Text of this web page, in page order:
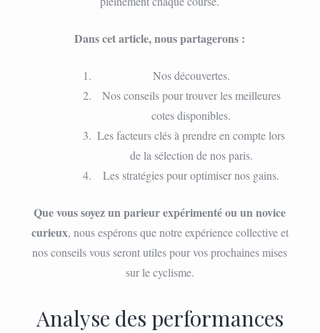
Dans cet article, nous partagerons :
Nos découvertes.
Nos conseils pour trouver les meilleures
cotes disponibles.
Les facteurs clés à prendre en compte lors
de la sélection de nos paris.
Les stratégies pour optimiser nos gains.
Que vous soyez un parieur expérimenté ou un novice
curieux, nous espérons que notre expérience collective et
nos conseils vous seront utiles pour vos prochaines mises
sur le cyclisme.
Analyse des performances